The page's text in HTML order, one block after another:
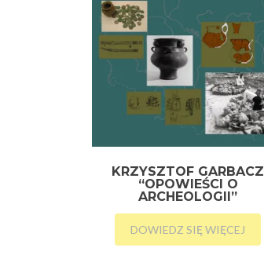
KRZYSZTOF GARBACZ
“OPOWIEŚCI O
ARCHEOLOGII”
DOWIEDZ SIĘ WIĘCEJ